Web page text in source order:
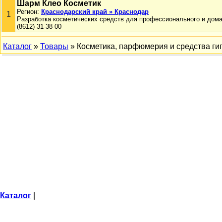
1
Шарм Клео Косметик
Регион: Краснодарский край » Краснодар
Разработка косметических средств для профессионального и
(8612) 31-38-00
Каталог » Товары » Косметика, парфюмерия и средства
Каталог